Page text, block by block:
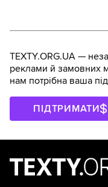
TEXTY.ORG.UA —
реклами й замовних
нам потрібна ваша
ПІДТРИМАТИ